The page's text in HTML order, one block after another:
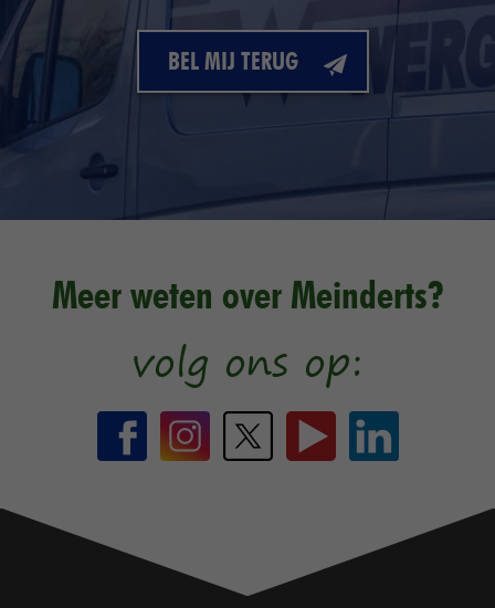
BEL MIJ TERUG
Meer weten over Meinderts?
volg ons op: